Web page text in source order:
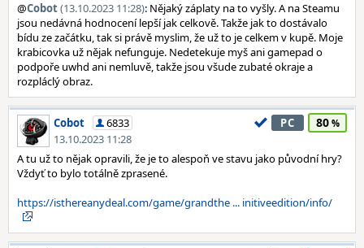
@Cobot(13.10.2023 11:28): Nějaký záplaty na to vyšly. A na Steamu
jsou nedávná hodnocení lepší jak celkově. Takže jak to dostávalo
bídu ze začátku, tak si právě myslim, že už to je celkem v kupě. Moje
krabicovka už nějak nefunguje. Nedetekuje myš ani gamepad o
podpoře uwhd ani nemluvě, takže jsou všude zubaté okraje a
rozpláclý obraz.
Cobot
6833
13.10.2023 11:28
PC 80
A tu už to nějak opravili, že je to alespoň ve stavu jako původní hry?
Vždyť to bylo totálně zprasené.
https://isthereanydeal.com/game/grandthe ... initiveedition/info/